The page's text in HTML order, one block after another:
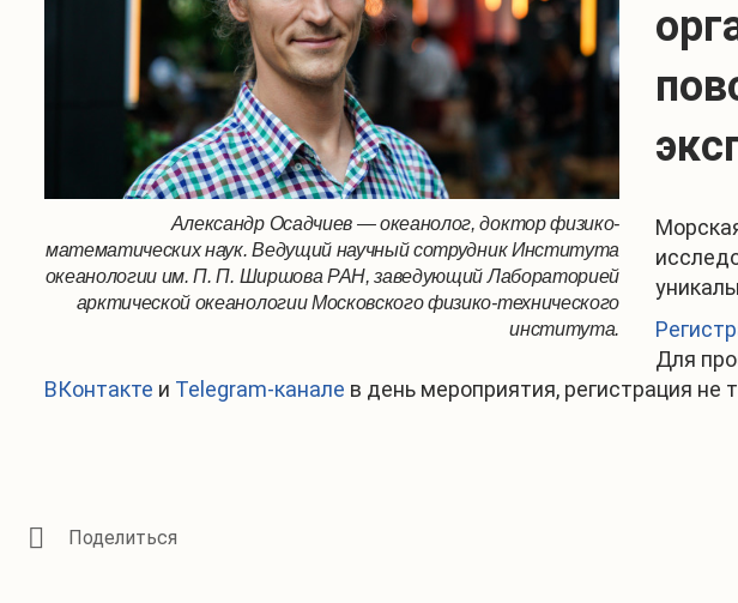
Александр Осадчиев — океанолог, доктор физико-
математических наук. Ведущий научный сотрудник Института
океанологии им. П. П. Ширшова РАН, заведующий Лабораторией
арктической океанологии Московского физико-технического
института.
Для
ВКонтакте и Telegram-канале в день мероприятия, регистрация не